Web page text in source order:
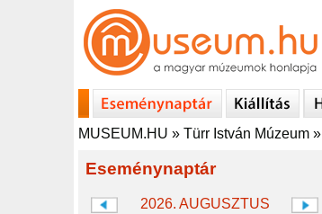
MUSEUM.HU » Türr István Múzeum »
Eseménynaptár
2026. AUGUSZTUS